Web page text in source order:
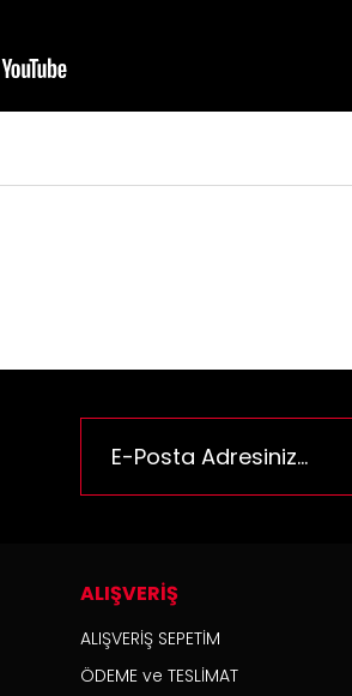
ALIŞVERİŞ
ALIŞVERİŞ SEPETİM
ÖDEME ve TESLİMAT